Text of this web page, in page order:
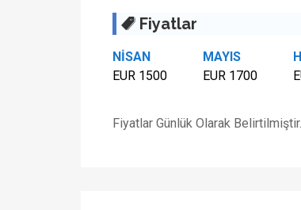
Fiyatlar
NİSAN
EUR 1500
MAYIS
EUR 1700
Fiyatlar Günlük Olarak Belirtilmiştir.